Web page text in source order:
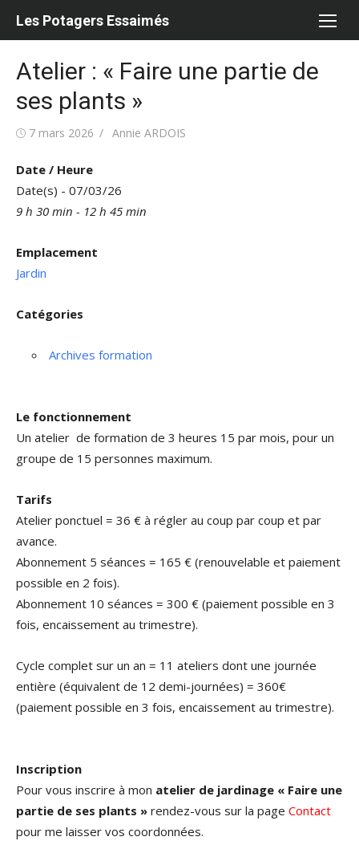
Les Potagers Essaimés
Atelier : « Faire une partie de
ses plants »
Publié7 mars 2026 Auteur/autrice
Annie ARDOIS
Date / Heure
Date(s) - 07/03/26
9 h 30 min - 12 h 45 min
Emplacement
Jardin
Catégories
Archives formation
Le fonctionnement
Un atelier de formation de 3 heures 15 par mois, pour un
groupe de 15 personnes maximum.
Tarifs
Atelier ponctuel = 36 € à régler au coup par coup et par
avance.
Abonnement 5 séances = 165 € (renouvelable et paiement
possible en 2 fois).
Abonnement 10 séances = 300 € (paiement possible en 3
fois, encaissement au trimestre).
Cycle complet sur un an = 11 ateliers dont une journée
entière (équivalent de 12 demi-journées) = 360€
(paiement possible en 3 fois, encaissement au trimestre).
Inscription
Pour vous inscrire à mon atelier de jardinage « Faire une
partie de ses plants » rendez-vous sur la page Contact
pour me laisser vos coordonnées.